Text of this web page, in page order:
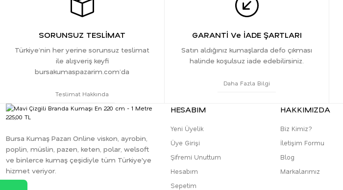
SORUNSUZ TESLİMAT
Türkiye’nin her yerine sorunsuz teslimat
ile alışveriş keyfi
bursakumaspazarim.com’da
Teslimat Hakkında
GARANTİ Ve İADE ŞARTLARI
Satın aldığınız kumaşlarda defo çıkması
halinde koşulsuz iade edebilirsiniz.
Daha Fazla Bilgi
Bursa Kumaş Pazarı Online viskon, ayrobin,
poplin, müslin, pazen, keten, polar, welsoft
ve binlerce kumaş çeşidiyle tüm Türkiye'ye
hizmet veriyor.
HESABIM
Yeni Üyelik
Üye Girişi
Şifremi Unuttum
Hesabım
Sepetim
HAKKIMIZDA
Biz Kimiz?
İletişim Formu
Blog
Markalarımız